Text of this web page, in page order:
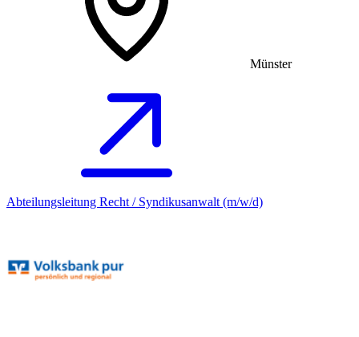
Münster
Abteilungsleitung Recht / Syndikusanwalt (m/w/d)